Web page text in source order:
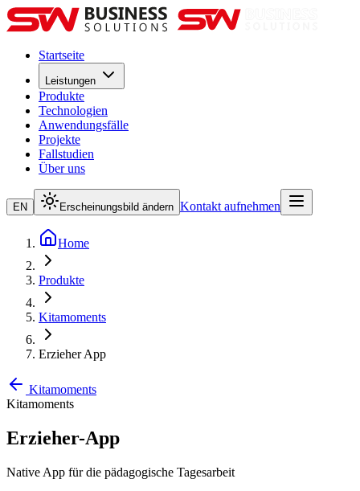
Startseite
Leistungen
Produkte
Technologien
Anwendungsfälle
Projekte
Fallstudien
Über uns
EN Erscheinungsbild ändern Kontakt aufnehmen
Home
Produkte
Kitamoments
Erzieher App
Kitamoments
Kitamoments
Erzieher-App
Native App für die pädagogische Tagesarbeit